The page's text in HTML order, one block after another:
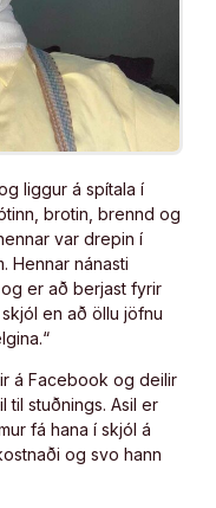
liggur á spítala í
brotin, brennd og
var drepin í
Hennar nánasti
er að berjast fyrir
en að öllu jöfnu
á Facebook og deilir
til stuðnings. Asil er
fá hana í skjól á
og svo hann